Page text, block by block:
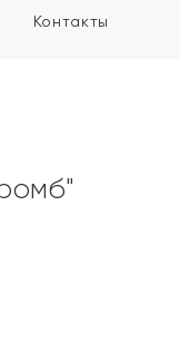
Контакты